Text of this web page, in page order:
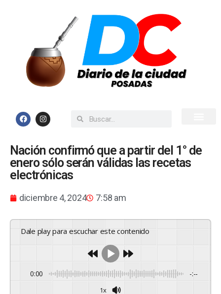
Nación confirmó que a partir del 1° de
enero sólo serán válidas las recetas
electrónicas
diciembre 4, 2024 7:58 am
Dale play para escuchar este contenido
0:00 -:--
1x